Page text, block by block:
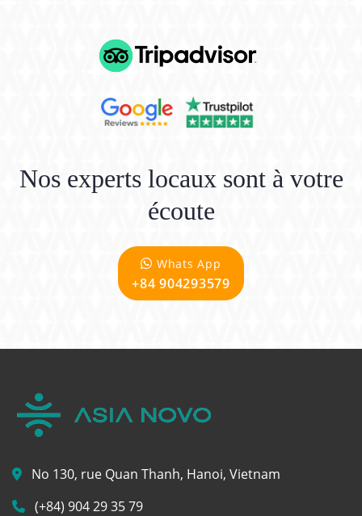
Nos experts locaux sont à votre
écoute
Whats App
+84 904293579
No 130, rue Quan Thanh, Hanoi, Vietnam
(+84) 904 29 35 79